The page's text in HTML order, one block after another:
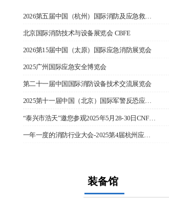
2026第五届中国（杭州）国际消防及应急救援展览会
北京国际消防技术与设备展览会 CBFE
2026第15届中国（太原）国际应急消防展览会
2025广州国际应急安全博览会
第二十一届中国国际消防设备技术交流展览会
2025第十一届中国（北京）国际军警反恐应急装备博览会—邀请函
一年一度的消防行业大会-2025第4届杭州应急消防展招商工作全球启动！
装备馆